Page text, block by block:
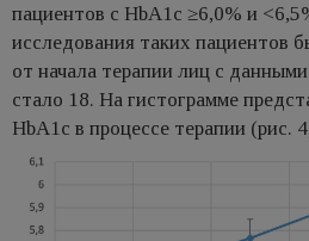
пациентов с HbA1c ≥6,0% и
исследования таких пациентов
от начала терапии лиц с
стало 18. На гистограмме
HbA1c в процессе терапии (рис.